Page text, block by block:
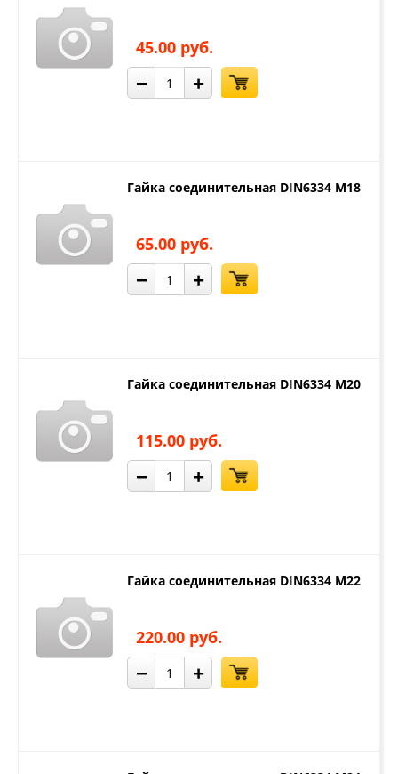
45.00 руб.
− +
Гайка соединительная DIN6334 М18
65.00 руб.
− +
Гайка соединительная DIN6334 М20
115.00 руб.
− +
Гайка соединительная DIN6334 М22
220.00 руб.
− +